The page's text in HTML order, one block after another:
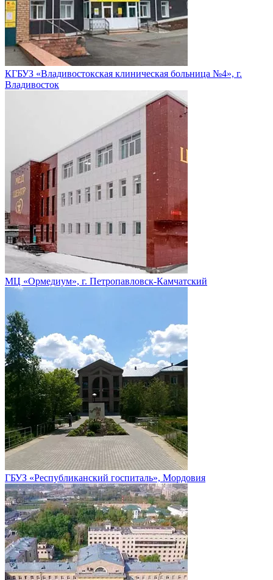
КГБУЗ «Владивостокская клиническая больница №4», г.
Владивосток
МЦ «Ормедиум», г. Петропавловск-Камчатский
ГБУЗ «Республиканский госпиталь», Мордовия